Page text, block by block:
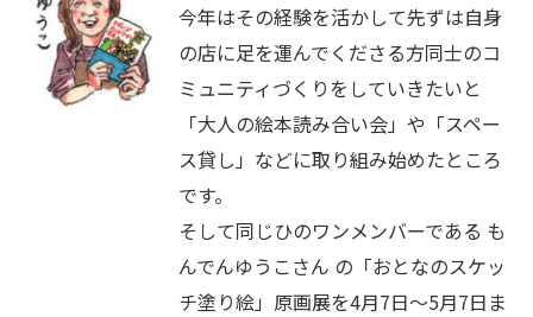
今年はその経験を活かして先ずは自身
の店に足を運んでくださる方同士のコ
ミュニティづくりをしていきたいと
「大人の絵本読み合い会」や「スペー
ス貸し」などに取り組み始めたところ
です。
そして同じひのワンメンバーである も
んでんゆうこさん の「おとなのスケッ
チ塗り絵」原画展を4月7日〜5月7日ま